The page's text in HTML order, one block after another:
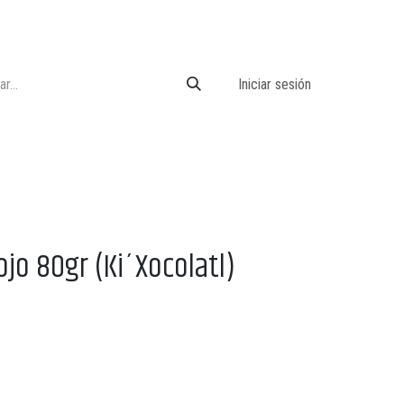
Iniciar sesión
80gr (Ki´Xocolatl)